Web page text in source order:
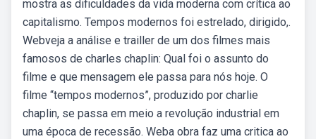
mostra as dificuldades da vida moderna com crítica ao
capitalismo. Tempos modernos foi estrelado, dirigido,.
Webveja a análise e trailler de um dos filmes mais
famosos de charles chaplin: Qual foi o assunto do
filme e que mensagem ele passa para nós hoje. O
filme “tempos modernos”, produzido por charlie
chaplin, se passa em meio a revolução industrial em
uma época de recessão. Weba obra faz uma critica ao